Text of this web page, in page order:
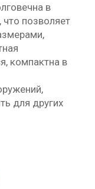
в
что позволяет
компактна в
для других